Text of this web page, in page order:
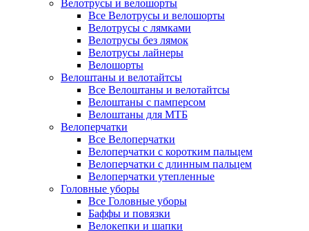
Велотрусы и велошорты
Все Велотрусы и велошорты
Велотрусы с лямками
Велотрусы без лямок
Велотрусы лайнеры
Велошорты
Велоштаны и велотайтсы
Все Велоштаны и велотайтсы
Велоштаны с памперсом
Велоштаны для МТБ
Велоперчатки
Все Велоперчатки
Велоперчатки с коротким пальцем
Велоперчатки с длинным пальцем
Велоперчатки утепленные
Головные уборы
Все Головные уборы
Баффы и повязки
Велокепки и шапки